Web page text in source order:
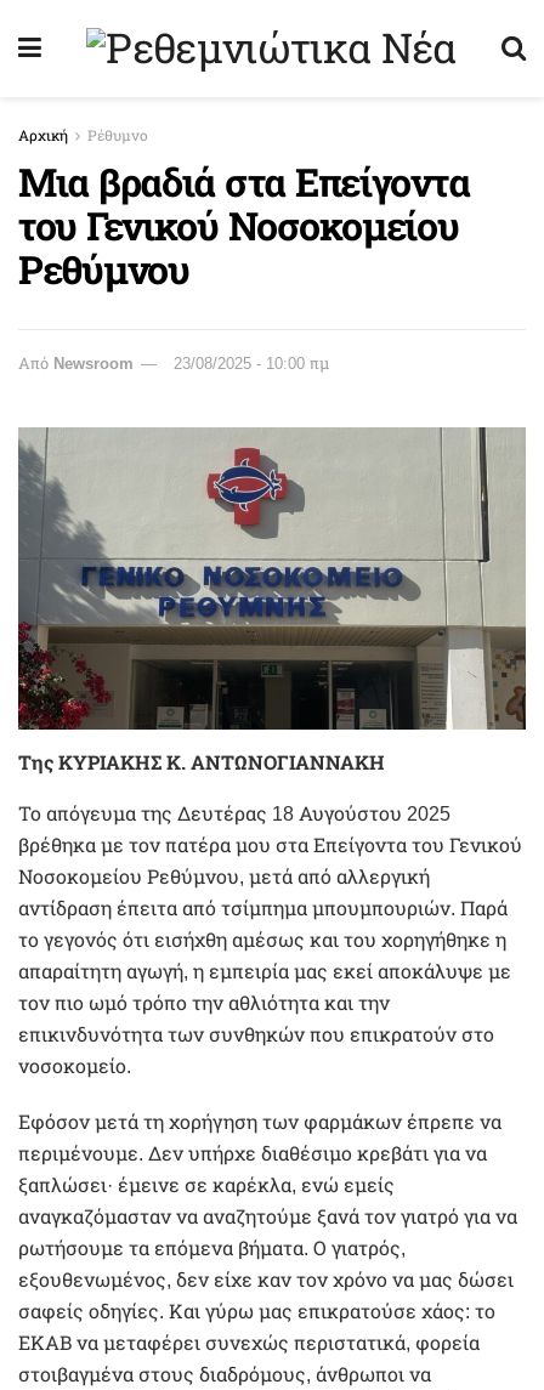
Αρχική Ρέθυμνο
Μια βραδιά στα Επείγοντα
του Γενικού Νοσοκομείου
Ρεθύμνου
Από Newsroom 23/08/2025 - 10:00 πμ
Της ΚΥΡΙΑΚΗΣ Κ. ΑΝΤΩΝΟΓΙΑΝΝΑΚΗ
Το απόγευμα της Δευτέρας 18 Αυγούστου 2025
βρέθηκα με τον πατέρα μου στα Επείγοντα του Γενικού
Νοσοκομείου Ρεθύμνου, μετά από αλλεργική
αντίδραση έπειτα από τσίμπημα μπουμπουριών. Παρά
το γεγονός ότι εισήχθη αμέσως και του χορηγήθηκε η
απαραίτητη αγωγή, η εμπειρία μας εκεί αποκάλυψε με
τον πιο ωμό τρόπο την αθλιότητα και την
επικινδυνότητα των συνθηκών που επικρατούν στο
νοσοκομείο.
Εφόσον μετά τη χορήγηση των φαρμάκων έπρεπε να
περιμένουμε. Δεν υπήρχε διαθέσιμο κρεβάτι για να
ξαπλώσει· έμεινε σε καρέκλα, ενώ εμείς
αναγκαζόμασταν να αναζητούμε ξανά τον γιατρό για να
ρωτήσουμε τα επόμενα βήματα. Ο γιατρός,
εξουθενωμένος, δεν είχε καν τον χρόνο να μας δώσει
σαφείς οδηγίες. Και γύρω μας επικρατούσε χάος: το
ΕΚΑΒ να μεταφέρει συνεχώς περιστατικά, φορεία
στοιβαγμένα στους διαδρόμους, άνθρωποι να